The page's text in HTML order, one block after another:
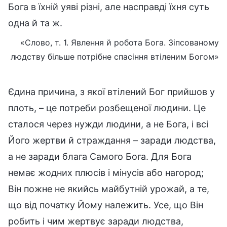
Бога в їхній уяві різні, але насправді їхня суть
одна й та ж.
«Слово, т. 1. Явлення й робота Бога. Зіпсованому
людству більше потрібне спасіння втіленим Богом»
Єдина причина, з якої втілений Бог прийшов у
плоть, – це потреби розбещеної людини. Це
сталося через нужди людини, а не Бога, і всі
Його жертви й страждання – заради людства,
а не заради блага Самого Бога. Для Бога
немає жодних плюсів і мінусів або нагород;
Він пожне не якийсь майбутній урожай, а те,
що від початку Йому належить. Усе, що Він
робить і чим жертвує заради людства,